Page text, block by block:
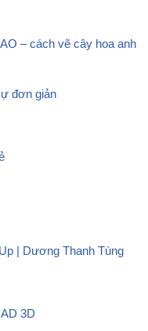
– cách vẽ cây hoa anh
đơn giản
| Dương Thanh Tùng
3D